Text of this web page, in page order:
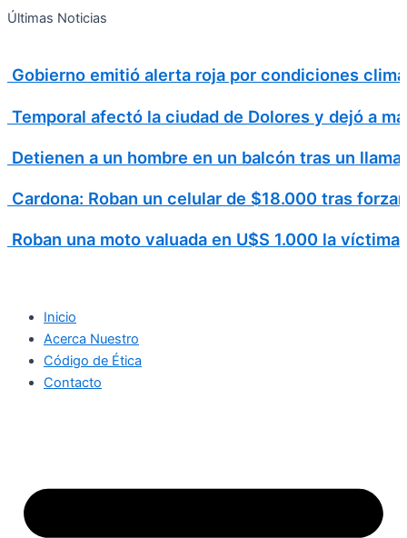
Ir
Últimas Noticias
Gobierno emitió alerta roja por condiciones
Temporal afectó la ciudad de Dolores y dejó a
Detienen a un hombre en un balcón tras un
Cardona: Roban un celular de $18.000 tras
Roban una moto valuada en U$S 1.000 la
Inicio
Acerca Nuestro
Código de Ética
Contacto
Search